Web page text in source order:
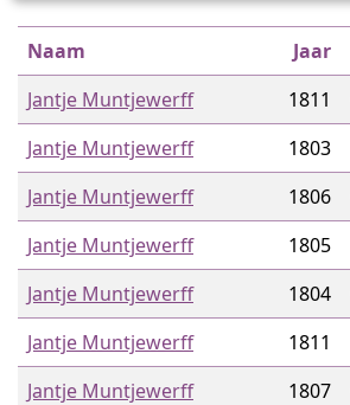
Naam Jaar
Jantje Muntjewerff
1811
Jantje Muntjewerff
1803
Jantje Muntjewerff
1806
Jantje Muntjewerff
1805
Jantje Muntjewerff
1804
Jantje Muntjewerff
1811
Jantje Muntjewerff
1807